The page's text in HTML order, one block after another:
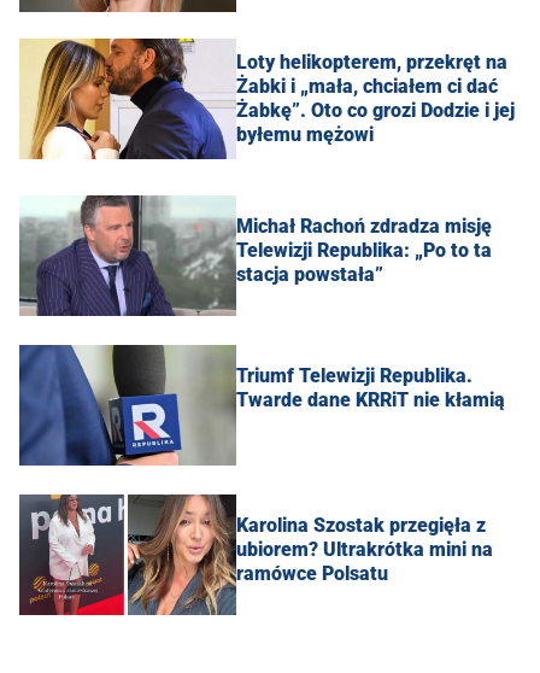
Loty helikopterem, przekręt na
Żabki i „mała, chciałem ci dać
Żabkę”. Oto co grozi Dodzie i jej
byłemu mężowi
Michał Rachoń zdradza misję
Telewizji Republika: „Po to ta
stacja powstała”
Triumf Telewizji Republika.
Twarde dane KRRiT nie kłamią
Karolina Szostak przegięła z
ubiorem? Ultrakrótka mini na
ramówce Polsatu